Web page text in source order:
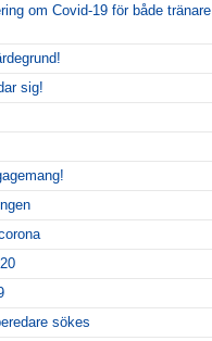
om Covid-19 för både tränare
sig!
sökes